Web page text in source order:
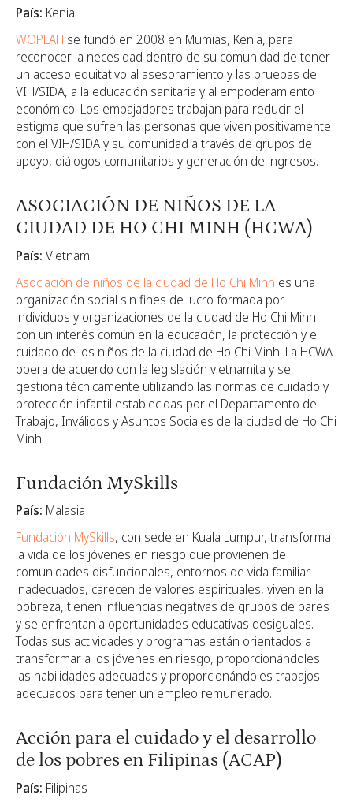
País: Kenia
WOPLAH se fundó en 2008 en Mumias, Kenia, para
reconocer la necesidad dentro de su comunidad de tener
un acceso equitativo al asesoramiento y las pruebas del
VIH/SIDA, a la educación sanitaria y al empoderamiento
económico. Los embajadores trabajan para reducir el
estigma que sufren las personas que viven positivamente
con el VIH/SIDA y su comunidad a través de grupos de
apoyo, diálogos comunitarios y generación de ingresos.
ASOCIACIÓN DE NIÑOS DE LA
CIUDAD DE HO CHI MINH (HCWA)
País: Vietnam
Asociación de niños de la ciudad de Ho Chi Minh es una
organización social sin fines de lucro formada por
individuos y organizaciones de la ciudad de Ho Chi Minh
con un interés común en la educación, la protección y el
cuidado de los niños de la ciudad de Ho Chi Minh. La HCWA
opera de acuerdo con la legislación vietnamita y se
gestiona técnicamente utilizando las normas de cuidado y
protección infantil establecidas por el Departamento de
Trabajo, Inválidos y Asuntos Sociales de la ciudad de Ho Chi
Minh.
Fundación MySkills
País: Malasia
Fundación MySkills, con sede en Kuala Lumpur, transforma
la vida de los jóvenes en riesgo que provienen de
comunidades disfuncionales, entornos de vida familiar
inadecuados, carecen de valores espirituales, viven en la
pobreza, tienen influencias negativas de grupos de pares
y se enfrentan a oportunidades educativas desiguales.
Todas sus actividades y programas están orientados a
transformar a los jóvenes en riesgo, proporcionándoles
las habilidades adecuadas y proporcionándoles trabajos
adecuados para tener un empleo remunerado.
Acción para el cuidado y el desarrollo
de los pobres en Filipinas (ACAP)
País: Filipinas